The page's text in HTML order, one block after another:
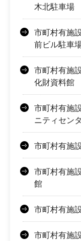
木北駐車場
市町村有施
前ビル駐車
市町村有施
化財資料館
市町村有施
ニティセン
市町村有施
市町村有施
館
市町村有施
市町村有施